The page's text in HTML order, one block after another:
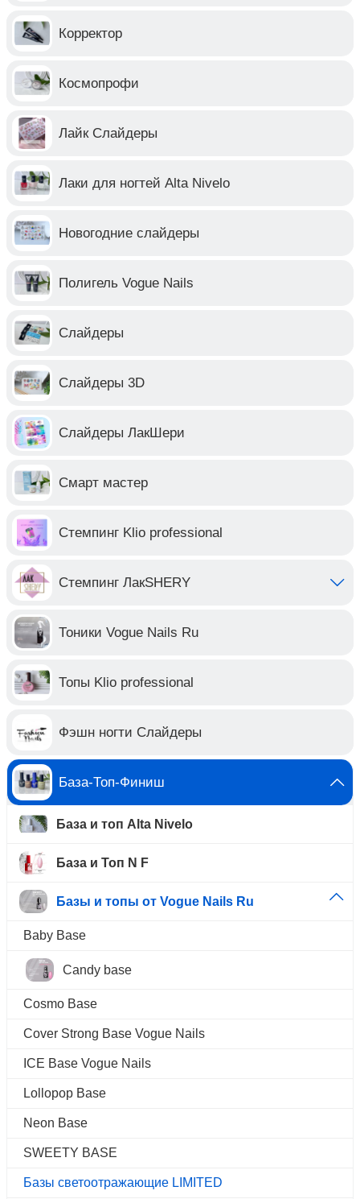
Корректор
Космопрофи
Лайк Слайдеры
Лаки для ногтей Alta Nivelo
Новогодние слайдеры
Полигель Vogue Nails
Слайдеры
Слайдеры 3D
Слайдеры ЛакШери
Смарт мастер
Стемпинг Klio professional
Стемпинг ЛакSHERY
Тоники Vogue Nails Ru
Топы Klio professional
Фэшн ногти Слайдеры
База-Топ-Финиш
База и топ Alta Nivelo
База и Топ N F
Базы и топы от Vogue Nails Ru
Baby Base
Candy base
Cosmo Base
Cover Strong Base Vogue Nails
ICE Base Vogue Nails
Lollopop Base
Neon Base
SWEETY BASE
Базы светоотражающие LIMITED